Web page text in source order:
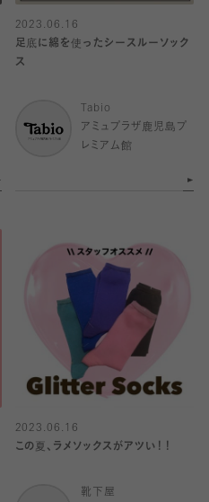
2023.06.16
足底に綿を使ったシースルーソック
ス
Tabio
アミュプラザ鹿児島プ
レミアム館
2023.06.16
この夏、ラメソックスがアツい！！
靴下屋